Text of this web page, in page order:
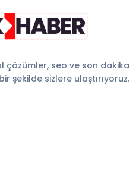
çözümler, seo ve son dakika
şekilde sizlere ulaştırıyoruz.